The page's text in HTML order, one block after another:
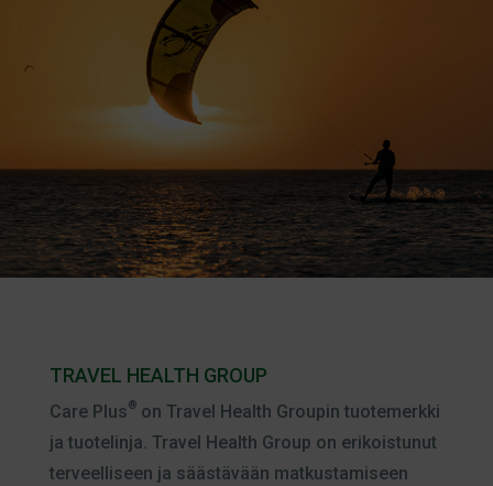
TRAVEL HEALTH GROUP
Care Plus®on Travel Health Groupin tuotemerkki
ja tuotelinja. Travel Health Group on erikoistunut
terveelliseen ja säästävään matkustamiseen